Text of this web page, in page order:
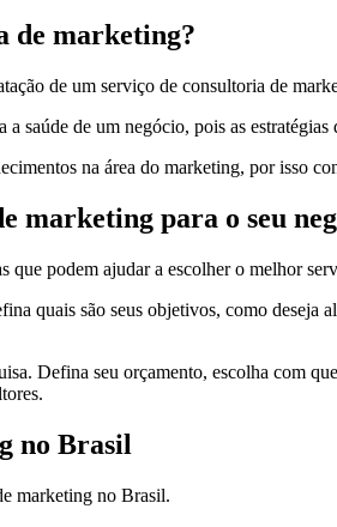
de marketing?
de um serviço de consultoria de
saúde de um negócio, pois as
na área do marketing, por isso
marketing para o seu
que podem ajudar a escolher o melhor
quais são seus objetivos, como deseja
Defina seu orçamento, escolha com
no Brasil
marketing no Brasil.